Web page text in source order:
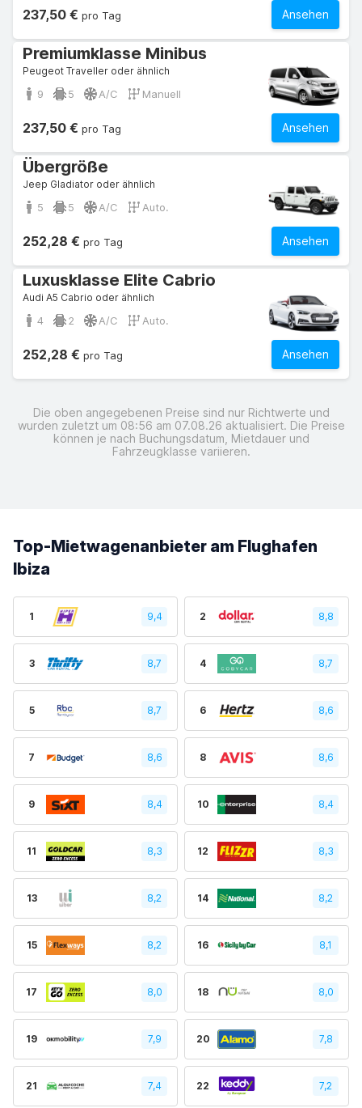
Ansehen
237,50 € pro Tag
Premiumklasse Minibus
Peugeot Traveller oder ähnlich
9 5 A/C Manuell
Ansehen
237,50 € pro Tag
Übergröße
Jeep Gladiator oder ähnlich
5 5 A/C Auto.
Ansehen
252,28 € pro Tag
Luxusklasse Elite Cabrio
Audi A5 Cabrio oder ähnlich
4 2 A/C Auto.
Ansehen
252,28 € pro Tag
Die oben angegebenen Preise sind nur Richtwerte und
wurden zuletzt um 08:56 am 07.08.26 aktualisiert. Die Preise
können je nach Buchungsdatum, Mietdauer und
Fahrzeugklasse variieren.
Top-Mietwagenanbieter am Flughafen
Ibiza
1 9,4 2 8,8
3 8,7 4 8,7
5 8,7 6 8,6
7 8,6 8 8,6
9 8,4 10 8,4
11 8,3 12 8,3
13 8,2 14 8,2
15 8,2 16 8,1
17 8,0 18 8,0
19 7,9 20 7,8
21 7,4 22 7,2